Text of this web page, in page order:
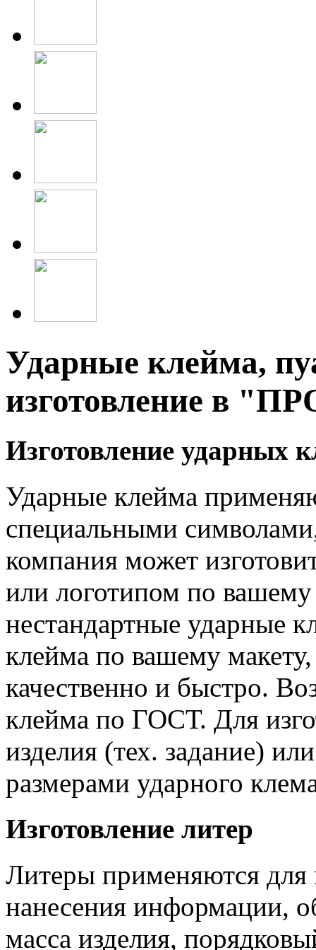
Ударные клейма,
изготовление в
Изготовление ударных
Ударные клейма
специальными
компания может
или логотипом по
нестандартные ударные
клейма по вашему
качественно и быстро.
клейма по ГОСТ. Для
изделия (тех. задание)
размерами ударного
Изготовление литер
Литеры применяются
нанесения информации,
масса изделия,